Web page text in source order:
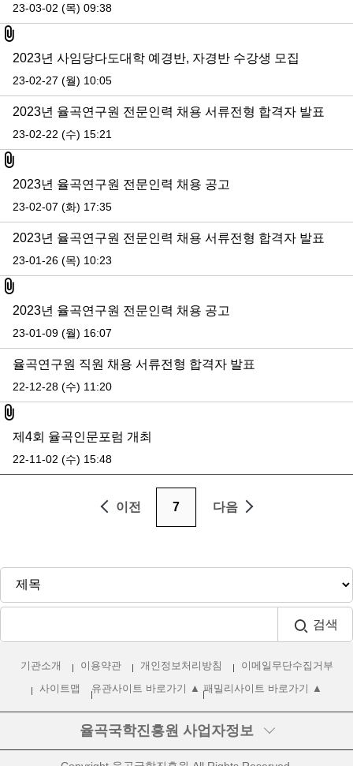
23-03-02 (목) 09:38
첨부파일
2023년 사임당다도대학 예경반, 자경반 수강생 모집
23-02-27 (월) 10:05
2023년 율곡연구원 전문인력 채용 서류전형 합격자 발표
23-02-22 (수) 15:21
첨부파일
2023년 율곡연구원 전문인력 채용 공고
23-02-07 (화) 17:35
2023년 율곡연구원 전문인력 채용 서류전형 합격자 발표
23-01-26 (목) 10:23
첨부파일
2023년 율곡연구원 전문인력 채용 공고
23-01-09 (월) 16:07
율곡연구원 직원 채용 서류전형 합격자 발표
22-12-28 (수) 11:20
첨부파일
제4회 율곡인문포럼 개최
22-11-02 (수) 15:48
이전 7 다음
검색
기관소개 이용약관 개인정보처리방침
이메일무단수집거부
사이트맵
유관사이트 바로가기 ▲ 패밀리사이트 바로가기 ▲
율곡국학진흥원 사업자정보